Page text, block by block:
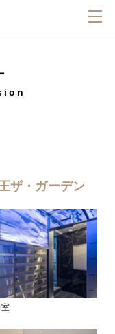
ザ・ガーデン